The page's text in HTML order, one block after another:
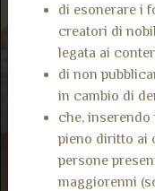
di esonerare i
creatori di
legata ai
di non
in cambio di
che,
pieno diritto ai
persone
maggiorenni